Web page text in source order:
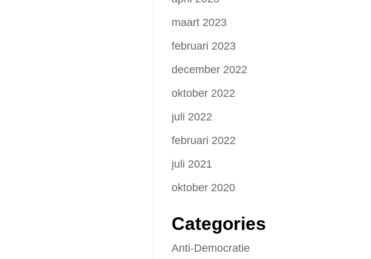
maart 2023
februari 2023
december 2022
oktober 2022
juli 2022
februari 2022
juli 2021
oktober 2020
Categories
Anti-Democratie